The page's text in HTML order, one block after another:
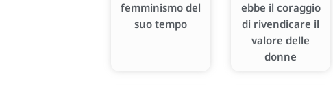
femminismo del
suo tempo
ebbe il coraggio
di rivendicare il
valore delle
donne